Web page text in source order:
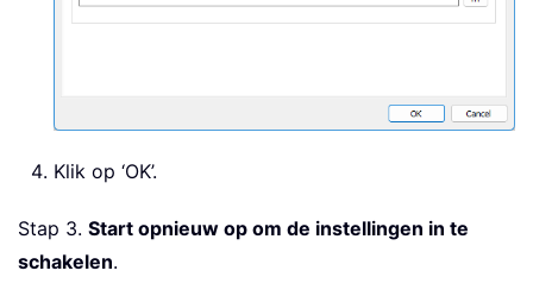
Klik op ‘OK’.
Stap 3. Start opnieuw op om de instellingen in te
schakelen.